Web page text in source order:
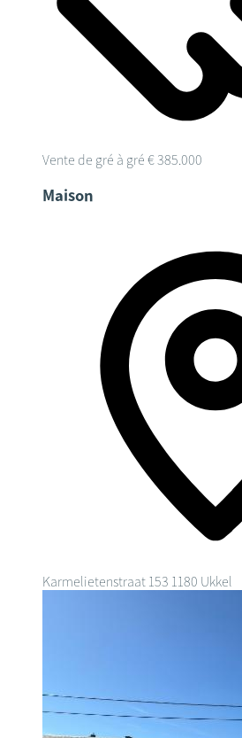
Vente de gré à gré € 385.000
Maison
Karmelietenstraat 153 1180 Ukkel